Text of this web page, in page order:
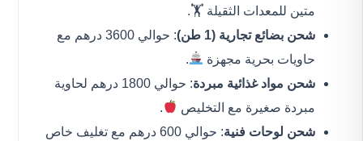
متين للمعدات الثقيلة 🏋️.
شحن بضائع تجارية (1 طن)
: حوالي 3600 درهم مع
حاويات بحرية مجهزة
.
شحن مواد غذائية مبردة
: حوالي 1800 درهم لحاوية
مبردة صغيرة مع التخليص
.
شحن لوحات فنية
: حوالي 600 درهم مع تغليف خاص